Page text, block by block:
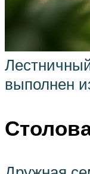
выполнен